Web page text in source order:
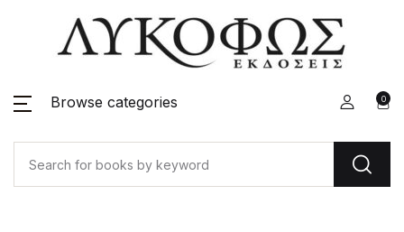
Browse categories 0